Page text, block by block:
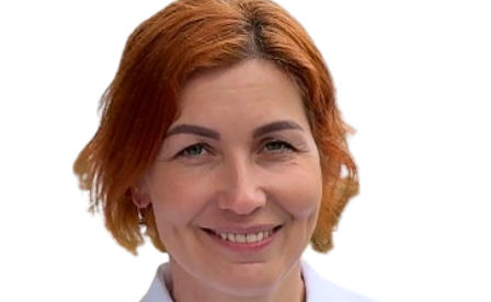
Cookies, ktoré používame
Technické a nevyhnutné cookies
Analytické a marketingové cookies
Reklamné úložisko
Reklamné používateľské dáta
Personalizácia reklám
Povoliť vybrané
Odmietnuť